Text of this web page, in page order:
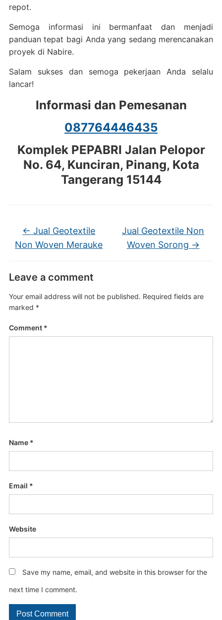
repot.
Semoga informasi ini bermanfaat dan menjadi
panduan tepat bagi Anda yang sedang merencanakan
proyek di Nabire.
Salam sukses dan semoga pekerjaan Anda selalu
lancar!
Informasi dan Pemesanan
087764446435
Komplek PEPABRI Jalan Pelopor
No. 64, Kunciran, Pinang, Kota
Tangerang 15144
← Jual Geotextile
Non Woven Merauke
Jual Geotextile Non
Woven Sorong →
Leave a comment
Your email address will not be published. Required fields are
marked *
Comment *
Name *
Email *
Website
Save my name, email, and website in this browser for the
next time I comment.